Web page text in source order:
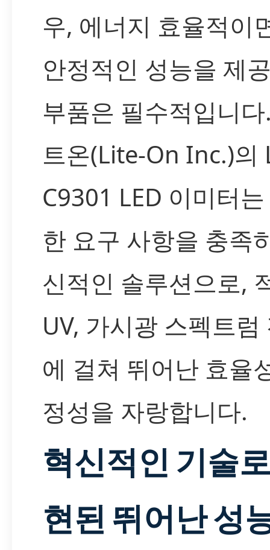
우, 에너지 효율적이
안정적인 성능을 제
부품은 필수적입니
트온(Lite-On Inc.)의
C9301 LED 이미터
한 요구 사항을 충족
신적인 솔루션으로,
UV, 가시광 스펙트럼
에 걸쳐 뛰어난 효율
정성을 자랑합니다.
혁신적인 기술
현된 뛰어난 성